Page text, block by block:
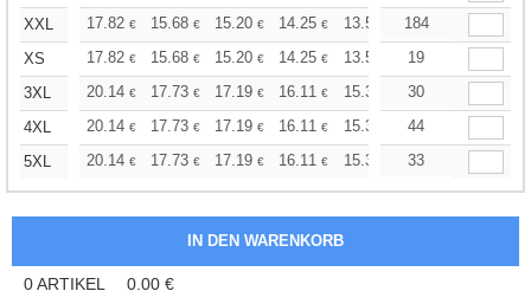
XXL
17.82 € 15.68 € 15.20 € 14.25 € 13.54 13.30
184
XS
17.82 € 15.68 € 15.20 € 14.25 € 13.54 13.30
19
3XL
20.14 € 17.73 € 17.19 € 16.11 € 15.31 15.04
30
4XL
20.14 € 17.73 € 17.19 € 16.11 € 15.31 15.04
44
5XL
20.14 € 17.73 € 17.19 € 16.11 € 15.31 15.04
33
0ARTIKEL 0.00 €